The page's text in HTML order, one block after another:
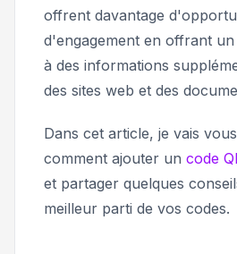
offrent davantage
d'engagement en offrant
à des informations
des sites web et des
Dans cet article, je vais
comment ajouter un code
et partager quelques
meilleur parti de vos codes.